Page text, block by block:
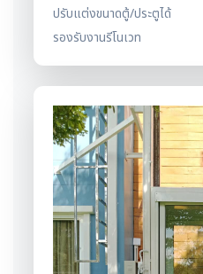
ปรับแต่งขนาดตู้/ประตูได้
รองรับงานรีโนเวท